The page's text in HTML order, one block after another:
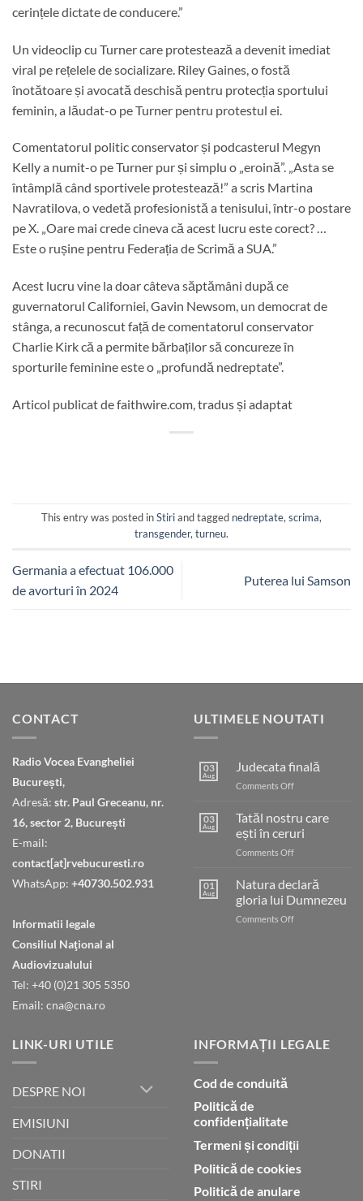
cerințele dictate de conducere.”
Un videoclip cu Turner care protestează a devenit imediat
viral pe rețelele de socializare. Riley Gaines, o fostă
înotătoare și avocată deschisă pentru protecția sportului
feminin, a lăudat-o pe Turner pentru protestul ei.
Comentatorul politic conservator și podcasterul Megyn
Kelly a numit-o pe Turner pur și simplu o „eroină”. „Asta se
întâmplă când sportivele protestează!” a scris Martina
Navratilova, o vedetă profesionistă a tenisului, într-o postare
pe X. „Oare mai crede cineva că acest lucru este corect? …
Este o rușine pentru Federația de Scrimă a SUA.”
Acest lucru vine la doar câteva săptămâni după ce
guvernatorul Californiei, Gavin Newsom, un democrat de
stânga, a recunoscut față de comentatorul conservator
Charlie Kirk că a permite bărbaților să concureze în
sporturile feminine este o „profundă nedreptate”.
Articol publicat de faithwire.com, tradus și adaptat
This entry was posted inStiriand tagged nedreptate,scrima,
transgender,turneu.
Germania a efectuat 106.000
de avorturi în 2024
Puterea lui Samson
CONTACT
Radio Vocea Evangheliei
București,
Adresă: str. Paul Greceanu, nr.
16, sector 2, București
E-mail:
contact[at]rvebucuresti.ro
WhatsApp: +40730.502.931
Informatii legale
Consiliul Naţional al
Audiovizualului
Tel: +40 (0)21 305 5350
Email: cna@cna.ro
ULTIMELE NOUTATI
03
Aug
Judecata finală
Comments Offon
03
Aug
Tatăl nostru care
ești în ceruri
Comments Offon
nostru
care
ești
în
01
Aug
Natura declară
gloria lui Dumnezeu
Comments Offon
LINK-URI UTILE
DESPRE NOI
EMISIUNI
DONATII
STIRI
INFORMAȚII LEGALE
Cod de conduită
Politică de
confidențialitate
Termeni și condiții
Politică de cookies
Politică de anulare